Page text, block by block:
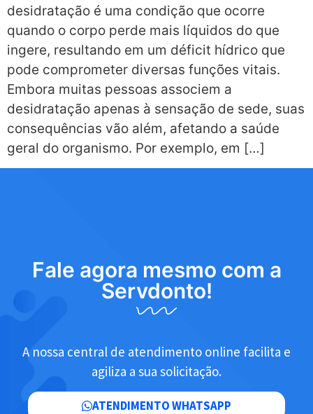
desidratação é uma condição que ocorre
quando o corpo perde mais líquidos do que
ingere, resultando em um déficit hídrico que
pode comprometer diversas funções vitais.
Embora muitas pessoas associem a
desidratação apenas à sensação de sede, suas
consequências vão além, afetando a saúde
geral do organismo. Por exemplo, em […]
Fale agora mesmo com a
Servdonto!
A nossa central de atendimento online facilita e
agiliza a sua solicitação.
ATENDIMENTO WHATSAPP